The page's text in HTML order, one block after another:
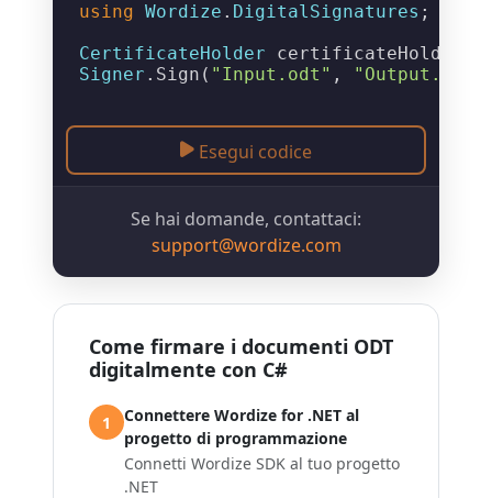
using Wordize . DigitalSignatures ;
CertificateHolder certificateHolder
Signer . Sign ( "Input.odt" , "Output.odt"
Esegui codice
Se hai domande, contattaci:
support@wordize.com
Come firmare i documenti ODT
digitalmente con C#
1
Connettere Wordize for .NET al
progetto di programmazione
Connetti Wordize SDK al tuo progetto
.NET